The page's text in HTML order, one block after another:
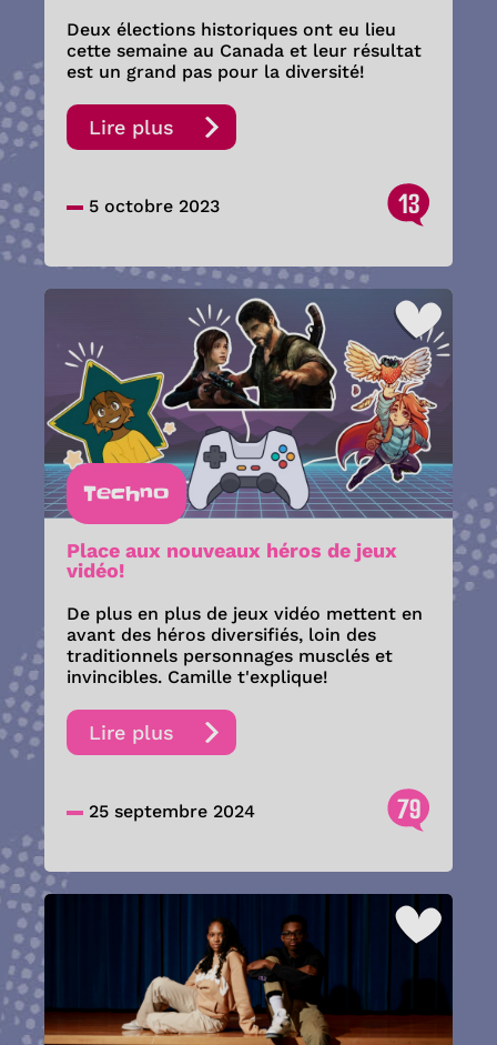
Deux élections historiques ont eu lieu
cette semaine au Canada et leur résultat
est un grand pas pour la diversité!
Lire plus
5 octobre 2023 13
Techno
Place aux nouveaux héros de jeux
vidéo!
De plus en plus de jeux vidéo mettent en
avant des héros diversifiés, loin des
traditionnels personnages musclés et
invincibles. Camille t'explique!
Lire plus
25 septembre 2024 79